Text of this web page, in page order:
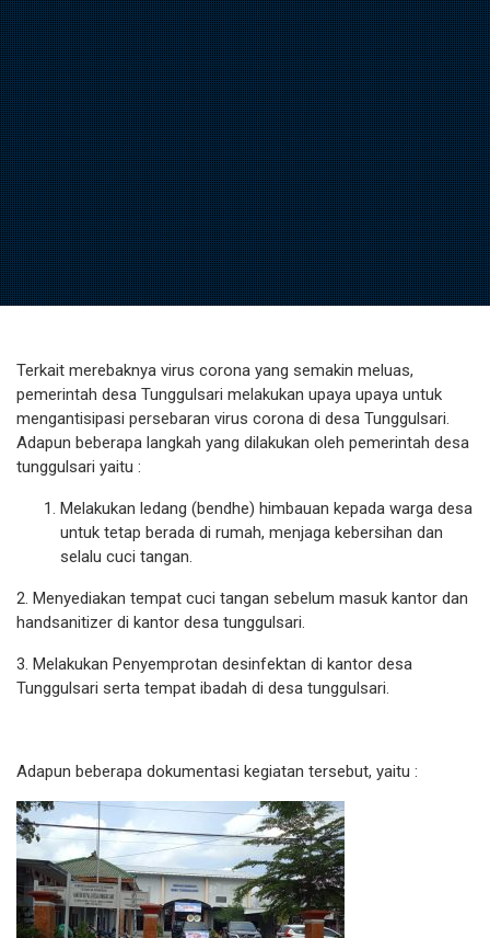
Terkait merebaknya virus corona yang semakin meluas,
pemerintah desa Tunggulsari melakukan upaya upaya untuk
mengantisipasi persebaran virus corona di desa Tunggulsari.
Adapun beberapa langkah yang dilakukan oleh pemerintah desa
tunggulsari yaitu :
Melakukan ledang (bendhe) himbauan kepada warga desa
untuk tetap berada di rumah, menjaga kebersihan dan
selalu cuci tangan.
2. Menyediakan tempat cuci tangan sebelum masuk kantor dan
handsanitizer di kantor desa tunggulsari.
3. Melakukan Penyemprotan desinfektan di kantor desa
Tunggulsari serta tempat ibadah di desa tunggulsari.
Adapun beberapa dokumentasi kegiatan tersebut, yaitu :